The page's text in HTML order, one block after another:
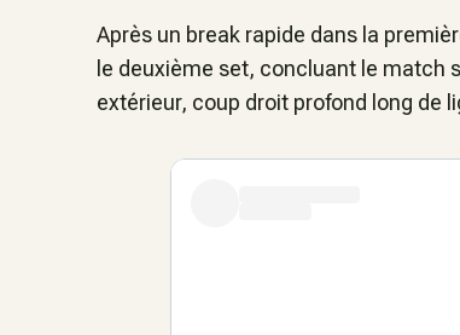
Après un break rapide dans la
le deuxième set, concluant le match
extérieur, coup droit profond long de